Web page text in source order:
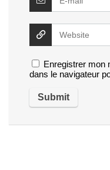
Enregistrer mon
dans le navigateur